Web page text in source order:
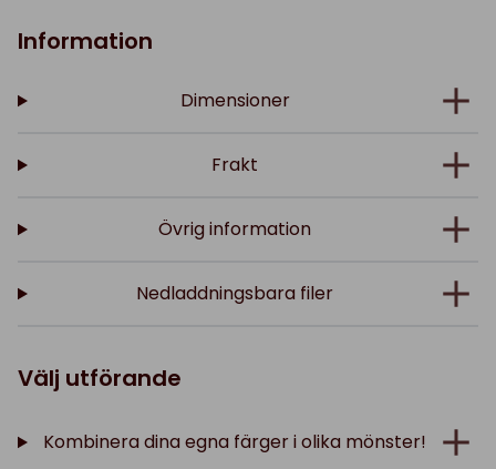
Information
Dimensioner
Frakt
Övrig information
Nedladdningsbara filer
Välj utförande
Kombinera dina egna färger i olika mönster!